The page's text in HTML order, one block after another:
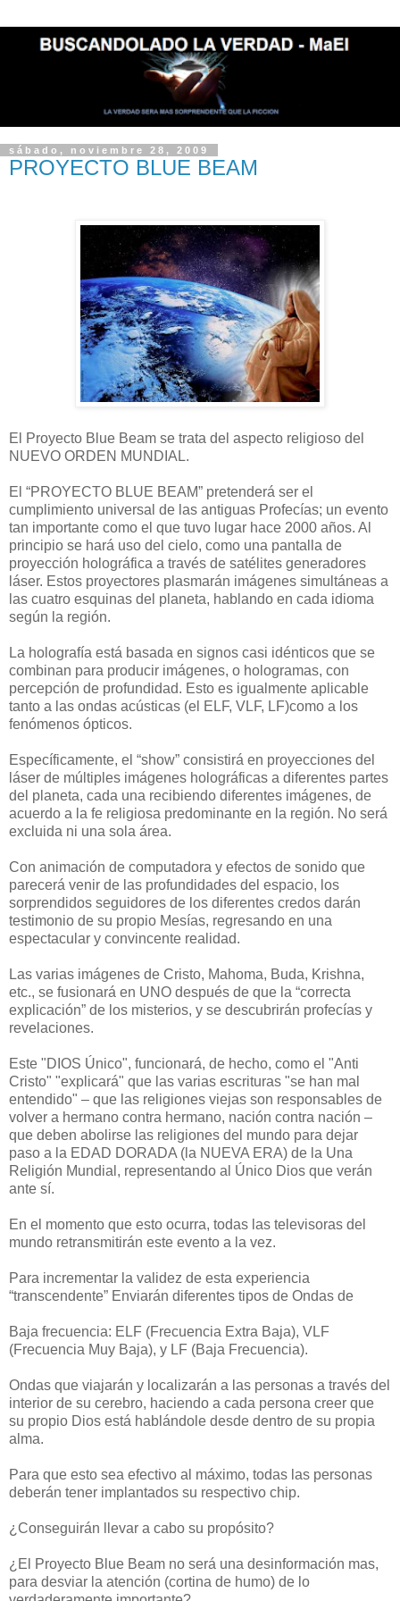
sábado, noviembre 28, 2009
PROYECTO BLUE BEAM
El Proyecto Blue Beam se trata del aspecto religioso del
NUEVO ORDEN MUNDIAL.
El “PROYECTO BLUE BEAM” pretenderá ser el
cumplimiento universal de las antiguas Profecías; un evento
tan importante como el que tuvo lugar hace 2000 años. Al
principio se hará uso del cielo, como una pantalla de
proyección holográfica a través de satélites generadores
láser. Estos proyectores plasmarán imágenes simultáneas a
las cuatro esquinas del planeta, hablando en cada idioma
según la región.
La holografía está basada en signos casi idénticos que se
combinan para producir imágenes, o hologramas, con
percepción de profundidad. Esto es igualmente aplicable
tanto a las ondas acústicas (el ELF, VLF, LF)como a los
fenómenos ópticos.
Específicamente, el “show” consistirá en proyecciones del
láser de múltiples imágenes holográficas a diferentes partes
del planeta, cada una recibiendo diferentes imágenes, de
acuerdo a la fe religiosa predominante en la región. No será
excluida ni una sola área.
Con animación de computadora y efectos de sonido que
parecerá venir de las profundidades del espacio, los
sorprendidos seguidores de los diferentes credos darán
testimonio de su propio Mesías, regresando en una
espectacular y convincente realidad.
Las varias imágenes de Cristo, Mahoma, Buda, Krishna,
etc., se fusionará en UNO después de que la “correcta
explicación” de los misterios, y se descubrirán profecías y
revelaciones.
Este "DIOS Único", funcionará, de hecho, como el "Anti
Cristo" "explicará" que las varias escrituras "se han mal
entendido" – que las religiones viejas son responsables de
volver a hermano contra hermano, nación contra nación –
que deben abolirse las religiones del mundo para dejar
paso a la EDAD DORADA (la NUEVA ERA) de la Una
Religión Mundial, representando al Único Dios que verán
ante sí.
En el momento que esto ocurra, todas las televisoras del
mundo retransmitirán este evento a la vez.
Para incrementar la validez de esta experiencia
“transcendente” Enviarán diferentes tipos de Ondas de
Baja frecuencia: ELF (Frecuencia Extra Baja), VLF
(Frecuencia Muy Baja), y LF (Baja Frecuencia).
Ondas que viajarán y localizarán a las personas a través del
interior de su cerebro, haciendo a cada persona creer que
su propio Dios está hablándole desde dentro de su propia
alma.
Para que esto sea efectivo al máximo, todas las personas
deberán tener implantados su respectivo chip.
¿Conseguirán llevar a cabo su propósito?
¿El Proyecto Blue Beam no será una desinformación mas,
para desviar la atención (cortina de humo) de lo